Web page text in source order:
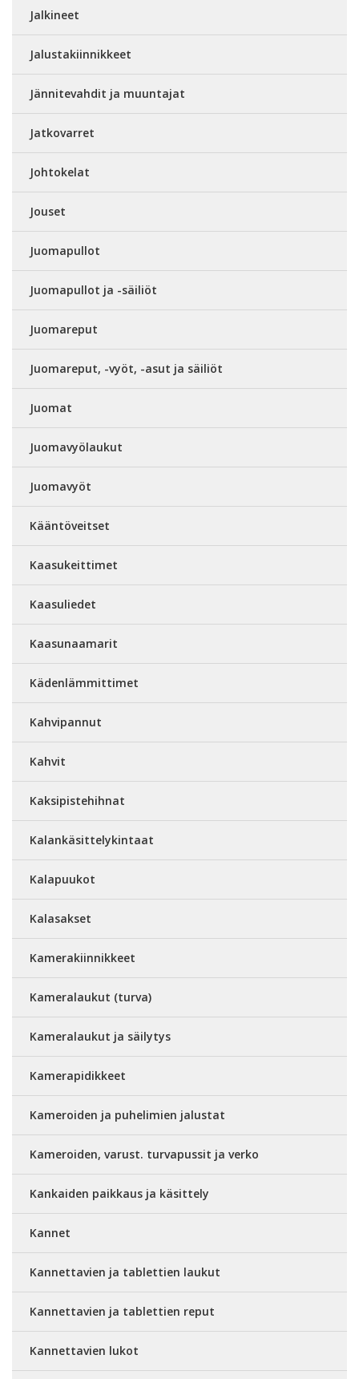
Jalkineet
Jalustakiinnikkeet
Jännitevahdit ja muuntajat
Jatkovarret
Johtokelat
Jouset
Juomapullot
Juomapullot ja -säiliöt
Juomareput
Juomareput, -vyöt, -asut ja säiliöt
Juomat
Juomavyölaukut
Juomavyöt
Kääntöveitset
Kaasukeittimet
Kaasuliedet
Kaasunaamarit
Kädenlämmittimet
Kahvipannut
Kahvit
Kaksipistehihnat
Kalankäsittelykintaat
Kalapuukot
Kalasakset
Kamerakiinnikkeet
Kameralaukut (turva)
Kameralaukut ja säilytys
Kamerapidikkeet
Kameroiden ja puhelimien jalustat
Kameroiden, varust. turvapussit ja verko
Kankaiden paikkaus ja käsittely
Kannet
Kannettavien ja tablettien laukut
Kannettavien ja tablettien reput
Kannettavien lukot